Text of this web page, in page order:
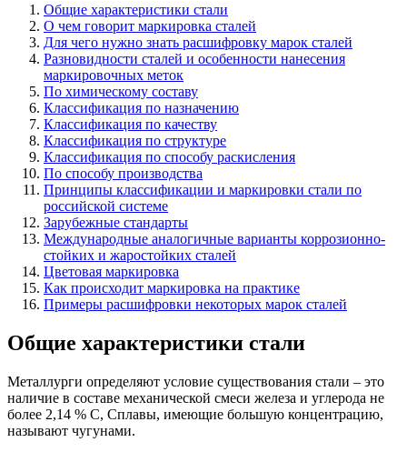
Общие характеристики стали
О чем говорит маркировка сталей
Для чего нужно знать расшифровку марок сталей
Разновидности сталей и особенности нанесения
маркировочных меток
По химическому составу
Классификация по назначению
Классификация по качеству
Классификация по структуре
Классификация по способу раскисления
По способу производства
Принципы классификации и маркировки стали по
российской системе
Зарубежные стандарты
Международные аналогичные варианты коррозионно-
стойких и жаростойких сталей
Цветовая маркировка
Как происходит маркировка на практике
Примеры расшифровки некоторых марок сталей
Общие характеристики стали
Металлурги определяют условие существования стали – это
наличие в составе механической смеси железа и углерода не
более 2,14 % С, Сплавы, имеющие большую концентрацию,
называют чугунами.